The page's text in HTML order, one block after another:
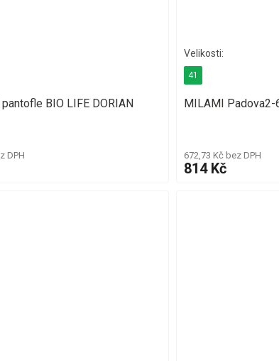
BIO LIFE DORIAN
DPH
MILAMI Padova2-
672,73 Kč bez DPH
814 Kč
41